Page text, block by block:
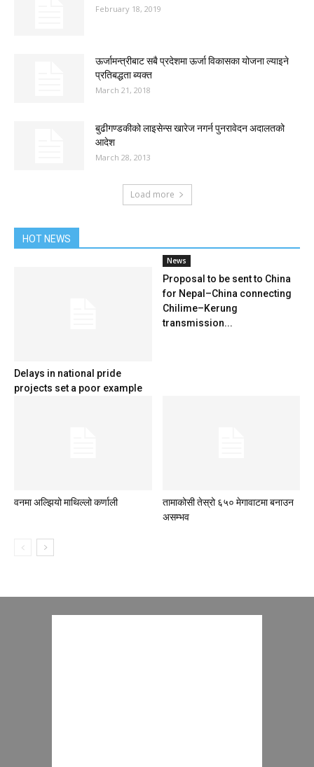
February 18, 2019
ऊर्जामन्त्रीबाट सबै प्रदेशमा ऊर्जा विकासका योजना ल्याइने
प्रतिबद्धता ब्यक्त
March 21, 2018
बुढीगण्डकीको लाइसेन्स खारेज नगर्न पुनरावेदन अदालतको
आदेश
March 28, 2013
Load more
HOT NEWS
Delays in national pride
projects set a poor example
News
Proposal to be sent to China
for Nepal–China connecting
Chilime–Kerung
transmission...
वनमा अल्झियो माथिल्लो कर्णाली
तामाकोसी तेस्रो ६५० मेगावाटमा बनाउन
असम्भव